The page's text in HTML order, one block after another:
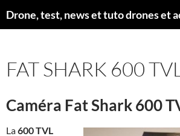
au
FAT SHARK 600
Caméra Fat Shark 600
La600 TVL